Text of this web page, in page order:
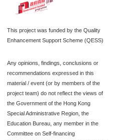
This project was funded by the Quality
Enhancement Support Scheme (QESS)
Any opinions, findings, conclusions or
recommendations expressed in this
material / event (or by members of the
project team) do not reflect the views of
the Government of the Hong Kong
Special Administrative Region, the
Education Bureau, any member in the
Committee on Self-financing